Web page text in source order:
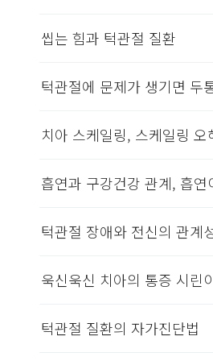
씹는 힘과 턱관절 질환
턱관절에 문제가 생기면 두
치아 스케일링, 스케일링 오
흡연과 구강건강 관계, 흡
턱관절 장애와 전신의 관계
욱신욱신 치아의 통증 시린
턱관절 질환의 자가진단법